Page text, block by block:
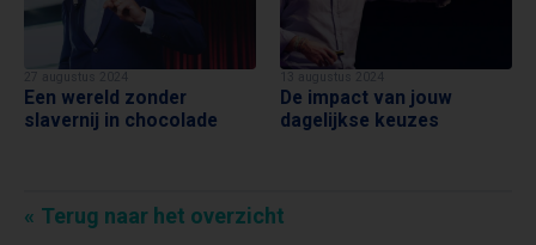
Een wereld zonder
slavernij in chocolade
De impact van jouw
dagelijkse keuzes
Terug naar het overzicht